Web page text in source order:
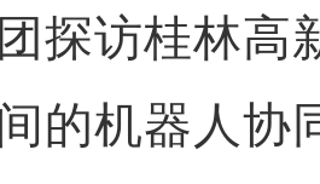
探访桂林高
的机器人协